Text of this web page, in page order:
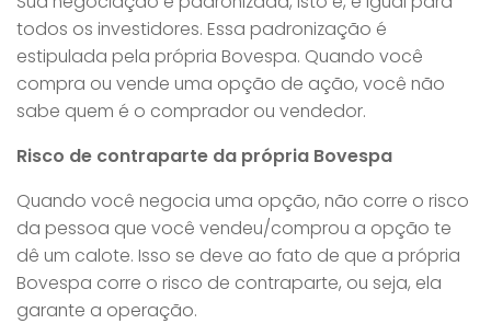
todos os investidores. Essa padronização é
estipulada pela própria Bovespa. Quando você
compra ou vende uma opção de ação, você não
sabe quem é o comprador ou vendedor.
Risco de contraparte da própria Bovespa
Quando você negocia uma opção, não corre o risco
da pessoa que você vendeu/comprou a opção te
dê um calote. Isso se deve ao fato de que a própria
Bovespa corre o risco de contraparte, ou seja, ela
garante a operação.